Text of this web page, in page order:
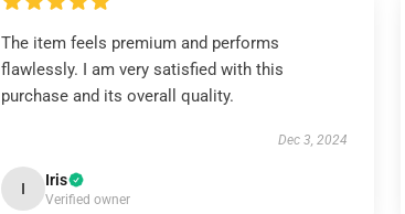
The item feels premium and performs
flawlessly. I am very satisfied with this
purchase and its overall quality.
Dec 3, 2024
I Iris
Verified owner